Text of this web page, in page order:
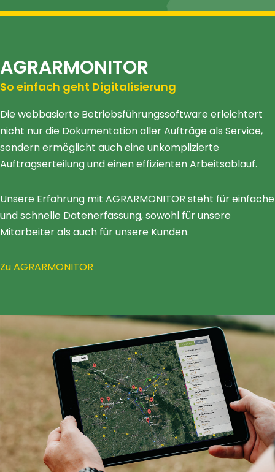
AGRARMONITOR
So einfach geht Digitalisierung
Die webbasierte Betriebsführungssoftware erleichtert
nicht nur die Dokumentation aller Aufträge als Service,
sondern ermöglicht auch eine unkomplizierte
Auftragserteilung und einen effizienten Arbeitsablauf.
Unsere Erfahrung mit AGRARMONITOR steht für einfache
und schnelle Datenerfassung, sowohl für unsere
Mitarbeiter als auch für unsere Kunden.
Zu AGRARMONITOR